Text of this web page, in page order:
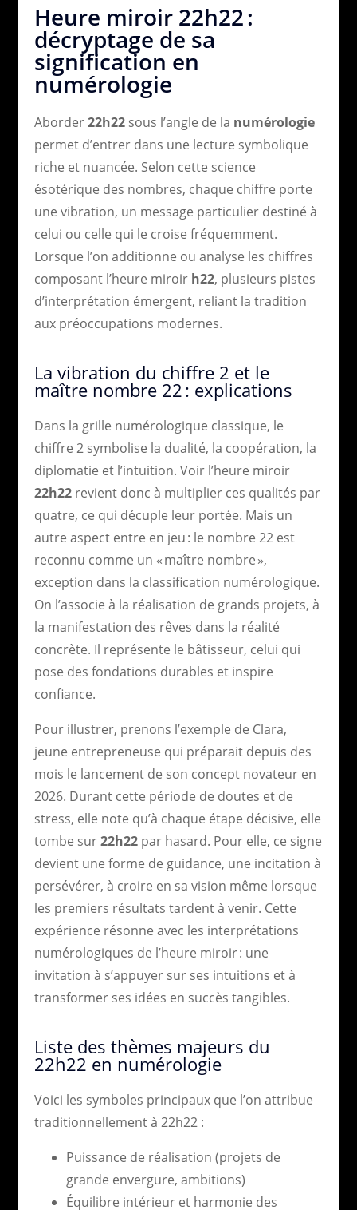
Heure miroir 22h22 :
décryptage de sa
signification en
numérologie
Aborder22h22sous l’angle de la numérologie
permet d’entrer dans une lecture symbolique
riche et nuancée. Selon cette science
ésotérique des nombres, chaque chiffre porte
une vibration, un message particulier destiné à
celui ou celle qui le croise fréquemment.
Lorsque l’on additionne ou analyse les chiffres
composant l’heure miroir h22, plusieurs pistes
d’interprétation émergent, reliant la tradition
aux préoccupations modernes.
La vibration du chiffre 2 et le
maître nombre 22 : explications
Dans la grille numérologique classique, le
chiffre 2 symbolise la dualité, la coopération, la
diplomatie et l’intuition. Voir l’heure miroir
22h22revient donc à multiplier ces qualités par
quatre, ce qui décuple leur portée. Mais un
autre aspect entre en jeu : le nombre 22 est
reconnu comme un « maître nombre »,
exception dans la classification numérologique.
On l’associe à la réalisation de grands projets, à
la manifestation des rêves dans la réalité
concrète. Il représente le bâtisseur, celui qui
pose des fondations durables et inspire
confiance.
Pour illustrer, prenons l’exemple de Clara,
jeune entrepreneuse qui préparait depuis des
mois le lancement de son concept novateur en
2026. Durant cette période de doutes et de
stress, elle note qu’à chaque étape décisive, elle
tombe sur22h22par hasard. Pour elle, ce signe
devient une forme de guidance, une incitation à
persévérer, à croire en sa vision même lorsque
les premiers résultats tardent à venir. Cette
expérience résonne avec les interprétations
numérologiques de l’heure miroir : une
invitation à s’appuyer sur ses intuitions et à
transformer ses idées en succès tangibles.
Liste des thèmes majeurs du
22h22 en numérologie
Voici les symboles principaux que l’on attribue
traditionnellement à 22h22 :
Puissance de réalisation (projets de
grande envergure, ambitions)
Équilibre intérieur et harmonie des